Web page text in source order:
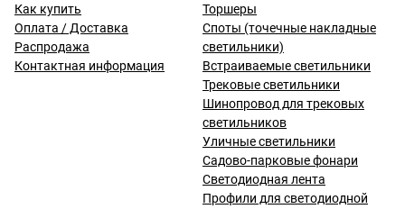
Как купить
Оплата / Доставка
Распродажа
Контактная информация
Торшеры
Споты (точечные накладные
светильники)
Встраиваемые светильники
Трековые светильники
Шинопровод для трековых
светильников
Уличные светильники
Садово-парковые фонари
Светодиодная лента
Профили для светодиодной